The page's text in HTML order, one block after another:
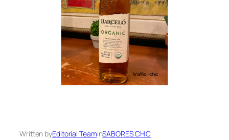
Written byEditorial TeaminSABORES CHIC